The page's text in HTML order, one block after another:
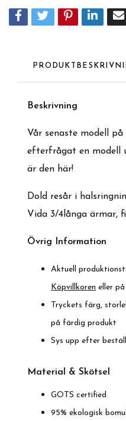
Beskrivning
Vår senaste modell
efterfrågat en modell
är den här!
Dold resår i
Vida 3/4långa ärmar,
Övrig Information
Aktuell
Köpvillkoren eller
Tryckets färg,
på färdig produkt
Sys upp efter
Material & Skötsel
GOTS certified
95% ekologisk